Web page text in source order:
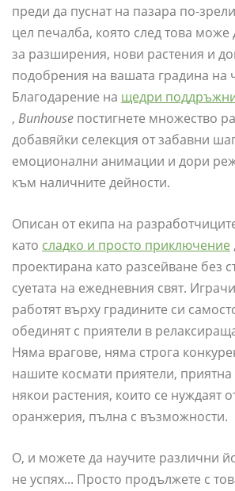
преди да пуснат на пазара по-
цел печалба, която след това може
за разширения, нови растения и
подобрения на вашата градина на
Благодарение на щедри
, Bunhouse постигнете множество
добавяйки селекция от забавни
емоционални анимации и дори
към наличните дейности.
Описан от екипа на
като сладко и просто приключение ,
проектирана като разсейване без
суетата на ежедневния свят.
работят върху градините си
обединят с приятели в
Няма врагове, няма строга
нашите космати приятели, приятна
някои растения, които се нуждаят
оранжерия, пълна с възможности.
О, и можете да научите различни
не успях... Просто продължете с